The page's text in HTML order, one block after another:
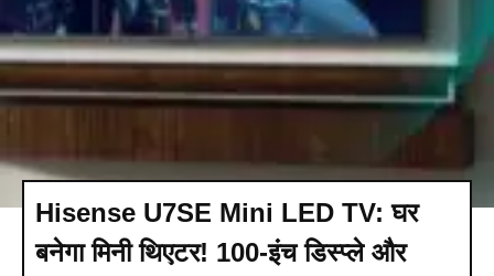
Hisense U7SE Mini LED TV: घर
बनेगा मिनी थिएटर! 100-इंच डिस्प्ले और